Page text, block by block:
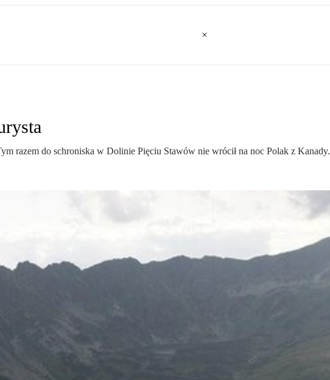
razem do schroniska w Dolinie Pięciu Stawów nie wrócił na noc Polak z Kanady.